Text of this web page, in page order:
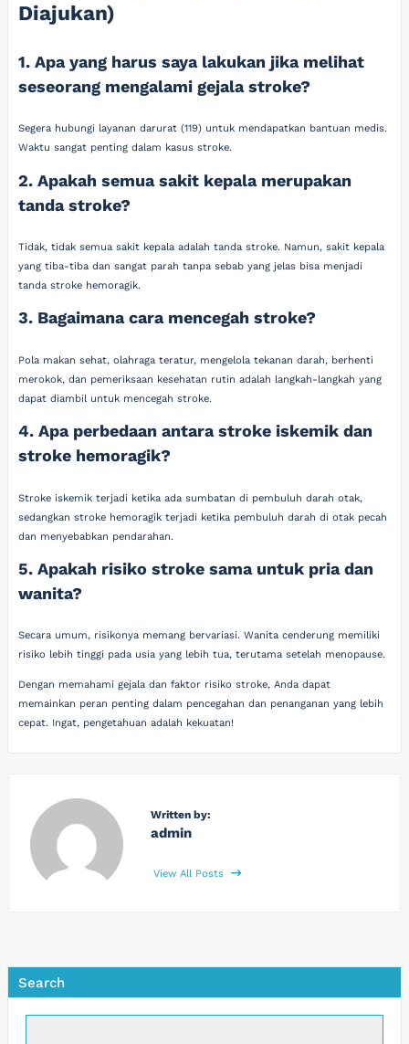
Diajukan)
1. Apa yang harus saya lakukan jika melihat
seseorang mengalami gejala stroke?
Segera hubungi layanan darurat (119) untuk mendapatkan bantuan medis.
Waktu sangat penting dalam kasus stroke.
2. Apakah semua sakit kepala merupakan
tanda stroke?
Tidak, tidak semua sakit kepala adalah tanda stroke. Namun, sakit kepala
yang tiba-tiba dan sangat parah tanpa sebab yang jelas bisa menjadi
tanda stroke hemoragik.
3. Bagaimana cara mencegah stroke?
Pola makan sehat, olahraga teratur, mengelola tekanan darah, berhenti
merokok, dan pemeriksaan kesehatan rutin adalah langkah-langkah yang
dapat diambil untuk mencegah stroke.
4. Apa perbedaan antara stroke iskemik dan
stroke hemoragik?
Stroke iskemik terjadi ketika ada sumbatan di pembuluh darah otak,
sedangkan stroke hemoragik terjadi ketika pembuluh darah di otak pecah
dan menyebabkan pendarahan.
5. Apakah risiko stroke sama untuk pria dan
wanita?
Secara umum, risikonya memang bervariasi. Wanita cenderung memiliki
risiko lebih tinggi pada usia yang lebih tua, terutama setelah menopause.
Dengan memahami gejala dan faktor risiko stroke, Anda dapat
memainkan peran penting dalam pencegahan dan penanganan yang lebih
cepat. Ingat, pengetahuan adalah kekuatan!
Written by:
admin
View All Posts
Search